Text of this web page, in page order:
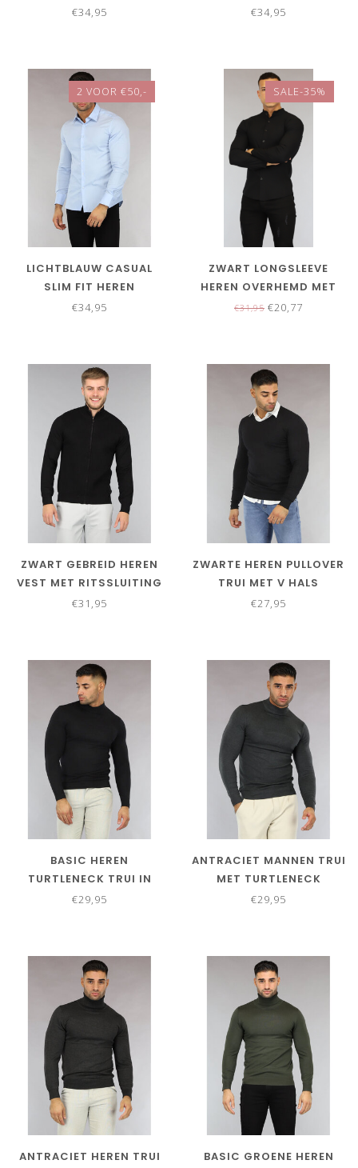
€34,95 €34,95
2 VOOR €50,-
LICHTBLAUW CASUAL
SLIM FIT HEREN
OVERHEMD
€34,95
SALE-35%
ZWART LONGSLEEVE
HEREN OVERHEMD MET
STRETCH
€31,95 €20,77
ZWART GEBREID HEREN
VEST MET RITSSLUITING
€31,95
ZWARTE HEREN PULLOVER
TRUI MET V HALS
€27,95
BASIC HEREN
TURTLENECK TRUI IN
ZWART
€29,95
ANTRACIET MANNEN TRUI
MET TURTLENECK
€29,95
ANTRACIET HEREN TRUI
BASIC GROENE HEREN